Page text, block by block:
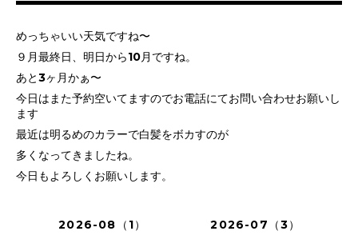
めっちゃいい天気ですね〜
９月最終日、明日から10月ですね。
あと3ヶ月かぁ〜
今日はまた予約空いてますのでお電話にてお問い合わせお願いし
ます
最近は明るめのカラーで白髪をボカすのが
多くなってきましたね。
今日もよろしくお願いします。
2026-08（1）
2026-07（3）